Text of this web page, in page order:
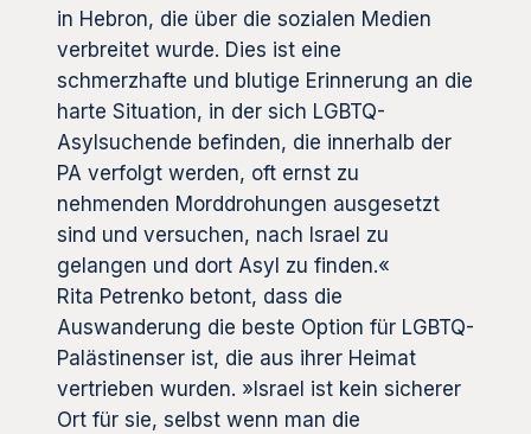
in Hebron, die über die sozialen Medien
verbreitet wurde. Dies ist eine
schmerzhafte und blutige Erinnerung an die
harte Situation, in der sich LGBTQ-
Asylsuchende befinden, die innerhalb der
PA verfolgt werden, oft ernst zu
nehmenden Morddrohungen ausgesetzt
sind und versuchen, nach Israel zu
gelangen und dort Asyl zu finden.«
Rita Petrenko betont, dass die
Auswanderung die beste Option für LGBTQ-
Palästinenser ist, die aus ihrer Heimat
vertrieben wurden. »Israel ist kein sicherer
Ort für sie, selbst wenn man die